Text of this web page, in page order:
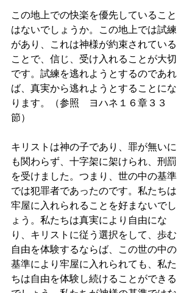
この地上での快楽を優先していること
はないでしょうか。この地上では試練
があり、これは神様が約束されている
ことで、信じ、受け入れることが大切
です。試練を逃れようとするのであれ
ば、真実から逃れようとすることにな
ります。（参照　ヨハネ１６章３３
節）
キリストは神の子であり、罪が無いに
も関わらず、十字架に架けられ、刑罰
を受けました。つまり、世の中の基準
では犯罪者であったのです。私たちは
牢屋に入れられることを好まないでし
ょう。私たちは真実により自由にな
り、キリストに従う選択をして、歩む
自由を体験するならば、この世の中の
基準により牢屋に入れられても、私た
ちは自由を体験し続けることができる